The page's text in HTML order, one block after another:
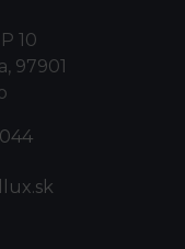
10
97901
044